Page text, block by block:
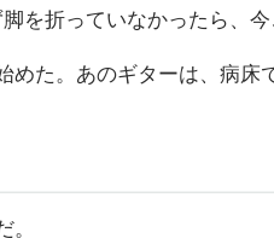
を折っていなかったら、
た。あのギターは、病床